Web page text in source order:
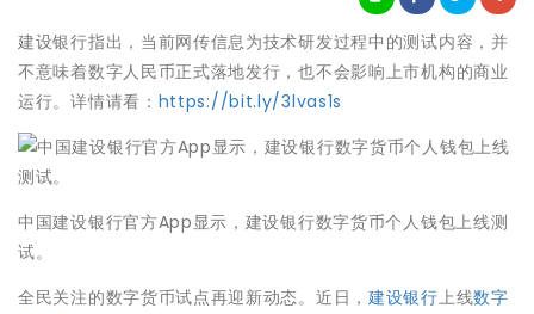
建设银行指出，当前网传信息为技术研发过程中的测试内容，并
不意味着数字人民币正式落地发行，也不会影响上市机构的商业
运行。详情请看： https://bit.ly/3lvas1s
中国建设银行官方App显示，建设银行数字货币个人钱包上线测
试。
全民关注的数字货币试点再迎新动态。近日， 建设银行上线数字